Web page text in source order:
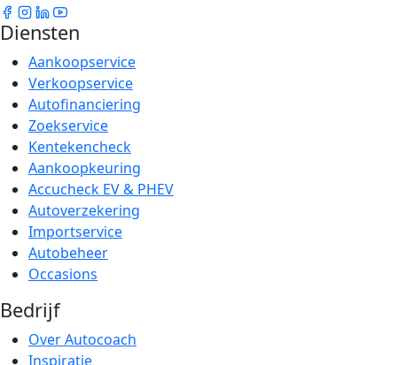
Diensten
Aankoopservice
Verkoopservice
Autofinanciering
Zoekservice
Kentekencheck
Aankoopkeuring
Accucheck EV & PHEV
Autoverzekering
Importservice
Autobeheer
Occasions
Bedrijf
Over Autocoach
Inspiratie